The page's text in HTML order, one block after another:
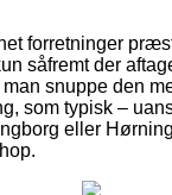
forretninger
såfremt der
snuppe den
som typisk –
eller